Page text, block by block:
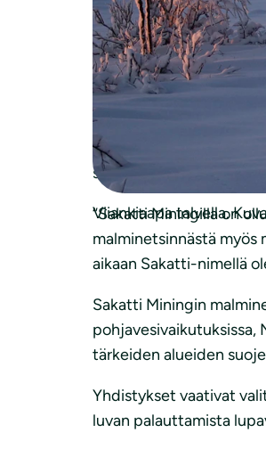
Viiankiaapa talvella.
Sakatti Miningin uusista
Viiankiaapa on kahdella
Natura-alueen
Sakatti Mining on
neliökilometriä, kun
suolle.
“Sakatti Miningilla on
malminetsinnästä myös
aikaan Sakatti-nimellä
Sakatti Miningin
pohjavesivaikutuksissa,
tärkeiden alueiden
Yhdistykset vaativat
luvan palauttamista